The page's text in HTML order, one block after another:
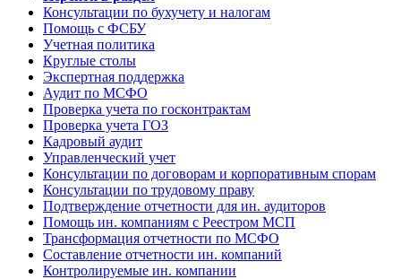
Консультации по бухучету и налогам
Помощь с ФСБУ
Учетная политика
Круглые столы
Экспертная поддержка
Аудит по МСФО
Проверка учета по госконтрактам
Проверка учета ГОЗ
Кадровый аудит
Управленческий учет
Консультации по договорам и корпоративным спорам
Консультации по трудовому праву
Подтверждение отчетности для ин. аудиторов
Помощь ин. компаниям с Реестром МСП
Трансформация отчетности по МСФО
Составление отчетности ин. компаний
Контролируемые ин. компании